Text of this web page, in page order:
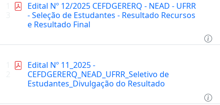
Edital Nº 12/2025 CEFDGERERQ - NEAD - UFRR
- Seleção de Estudantes - Resultado Recursos
e Resultado Final
Edital Nº 11_2025 -
CEFDGERERQ_NEAD_UFRR_Seletivo de
Estudantes_Divulgação do Resultado